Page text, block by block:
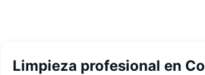
Limpieza profesional en